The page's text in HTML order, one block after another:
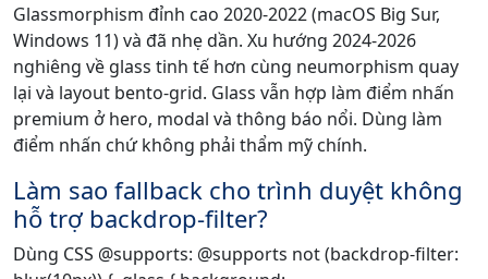
Glassmorphism đỉnh cao 2020-2022 (macOS Big Sur,
Windows 11) và đã nhẹ dần. Xu hướng 2024-2026
nghiêng về glass tinh tế hơn cùng neumorphism quay
lại và layout bento-grid. Glass vẫn hợp làm điểm nhấn
premium ở hero, modal và thông báo nổi. Dùng làm
điểm nhấn chứ không phải thẩm mỹ chính.
Làm sao fallback cho trình duyệt không
hỗ trợ backdrop-filter?
Dùng CSS @supports: @supports not (backdrop-filter: